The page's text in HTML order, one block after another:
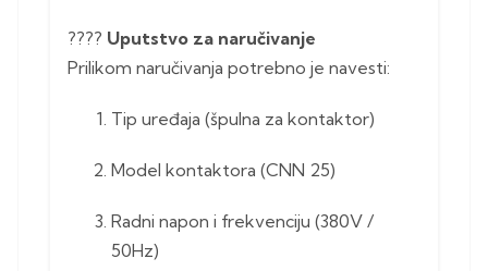
???? Uputstvo za naručivanje
Prilikom naručivanja potrebno je navesti:
Tip uređaja (špulna za kontaktor)
Model kontaktora (CNN 25)
Radni napon i frekvenciju (380V /
50Hz)